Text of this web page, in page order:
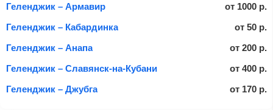
Геленджик – Армавир
от 1000 р.
Геленджик – Кабардинка
от 50 р.
Геленджик – Анапа
от 200 р.
Геленджик – Славянск-на-Кубани
от 400 р.
Геленджик – Джубга
от 170 р.